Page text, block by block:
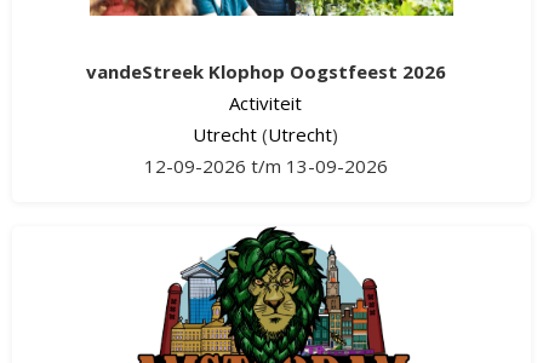
vandeStreek Klophop Oogstfeest 2026
Activiteit
Utrecht (Utrecht)
12-09-2026 t/m 13-09-2026